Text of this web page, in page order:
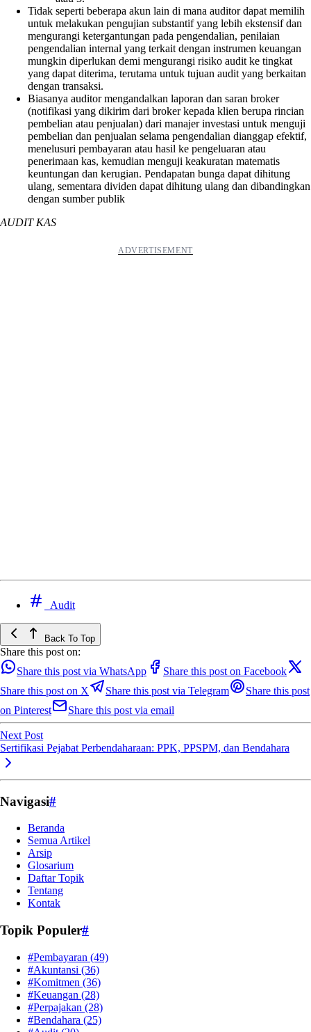
Tidak seperti beberapa akun lain di mana auditor dapat memilih
untuk melakukan pengujian substantif yang lebih ekstensif dan
mengurangi ketergantungan pada pengendalian, penilaian
pengendalian internal yang terkait dengan instrumen keuangan
mungkin diperlukan demi mengurangi risiko audit ke tingkat
yang dapat diterima, terutama untuk tujuan audit yang berkaitan
dengan transaksi.
Biasanya auditor mengandalkan laporan dan saran broker
(notifikasi yang dikirim dari broker kepada klien berupa rincian
pembelian atau penjualan) dari manajer investasi untuk menguji
pembelian dan penjualan selama pengendalian dianggap efektif,
menelusuri pembayaran atau hasil ke pengeluaran atau
penerimaan kas, kemudian menguji keakuratan matematis
keuntungan dan kerugian. Pendapatan bunga dapat dihitung
ulang, sementara dividen dapat dihitung ulang dan dibandingkan
dengan sumber publik
AUDIT KAS
Audit
Back To Top
Share this post on:
Share this post via WhatsApp
Share this post on Facebook
Share this post on X
Share this post via Telegram
Share this post
on Pinterest
Share this post via email
Next Post
Sertifikasi Pejabat Perbendaharaan: PPK, PPSPM, dan Bendahara
Navigasi#
Beranda
Semua Artikel
Arsip
Glosarium
Daftar Topik
Tentang
Kontak
Topik Populer#
#Pembayaran (49)
#Akuntansi (36)
#Komitmen (36)
#Keuangan (28)
#Perpajakan (28)
#Bendahara (25)